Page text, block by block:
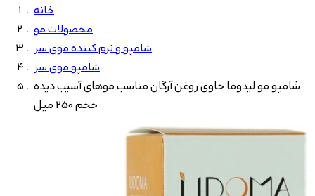
خانه
محصولات مو
شامپو و نرم کننده موی سر
شامپو موی سر
شامپو مو لیدوما حاوی روغن آرگان مناسب موهای آسیب دیده
حجم 250 میل